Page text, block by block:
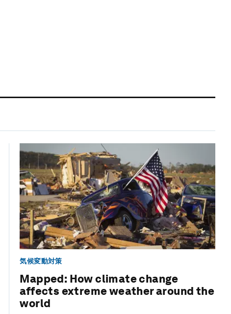
気候変動対策
Mapped: How climate change
affects extreme weather around the
world